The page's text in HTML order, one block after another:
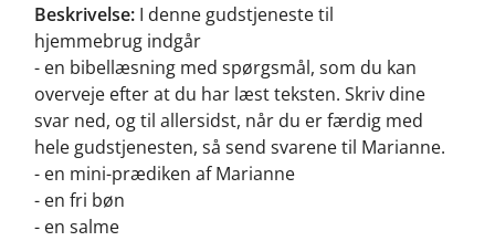
Beskrivelse: I denne gudstjeneste til
hjemmebrug indgår
- en bibellæsning med spørgsmål, som du kan
overveje efter at du har læst teksten. Skriv dine
svar ned, og til allersidst, når du er færdig med
hele gudstjenesten, så send svarene til Marianne.
- en mini-prædiken af Marianne
- en fri bøn
- en salme